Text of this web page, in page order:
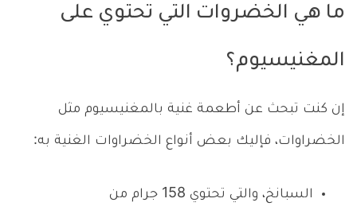
ما هي الخضروات التي تحتوي على
المغنيسيوم؟
إن كنت تبحث عن أطعمة غنية بالمغنيسيوم مثل
الخضراوات، فإليك بعض أنواع الخضراوات الغنية به:
السبانخ، والتي تحتوي 158 جرام من